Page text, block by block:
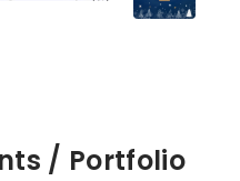
/ Portfolio